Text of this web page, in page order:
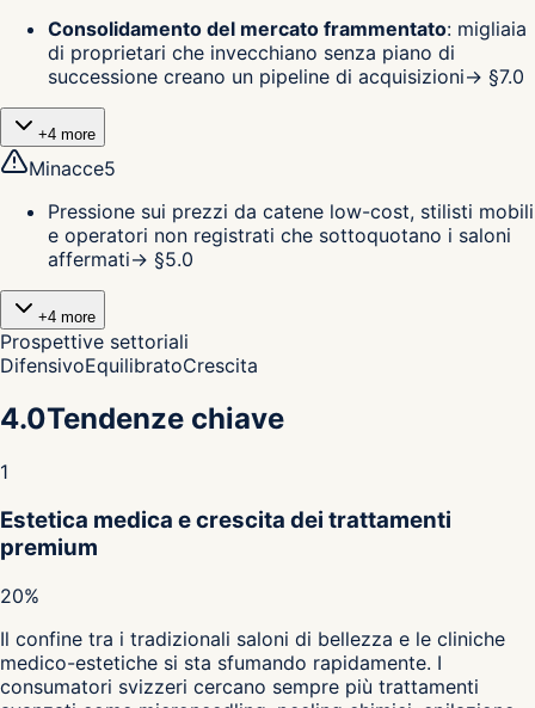
Consolidamento del mercato frammentato: migliaia
di proprietari che invecchiano senza piano di
successione creano un pipeline di acquisizioni→ §7.0
+4 more
Minacce5
Pressione sui prezzi da catene low-cost, stilisti mobili
e operatori non registrati che sottoquotano i saloni
affermati→ §5.0
+4 more
Prospettive settoriali
DifensivoEquilibratoCrescita
4.0Tendenze chiave
1
Estetica medica e crescita dei trattamenti
premium
20%
Il confine tra i tradizionali saloni di bellezza e le cliniche
medico-estetiche si sta sfumando rapidamente. I
consumatori svizzeri cercano sempre più trattamenti